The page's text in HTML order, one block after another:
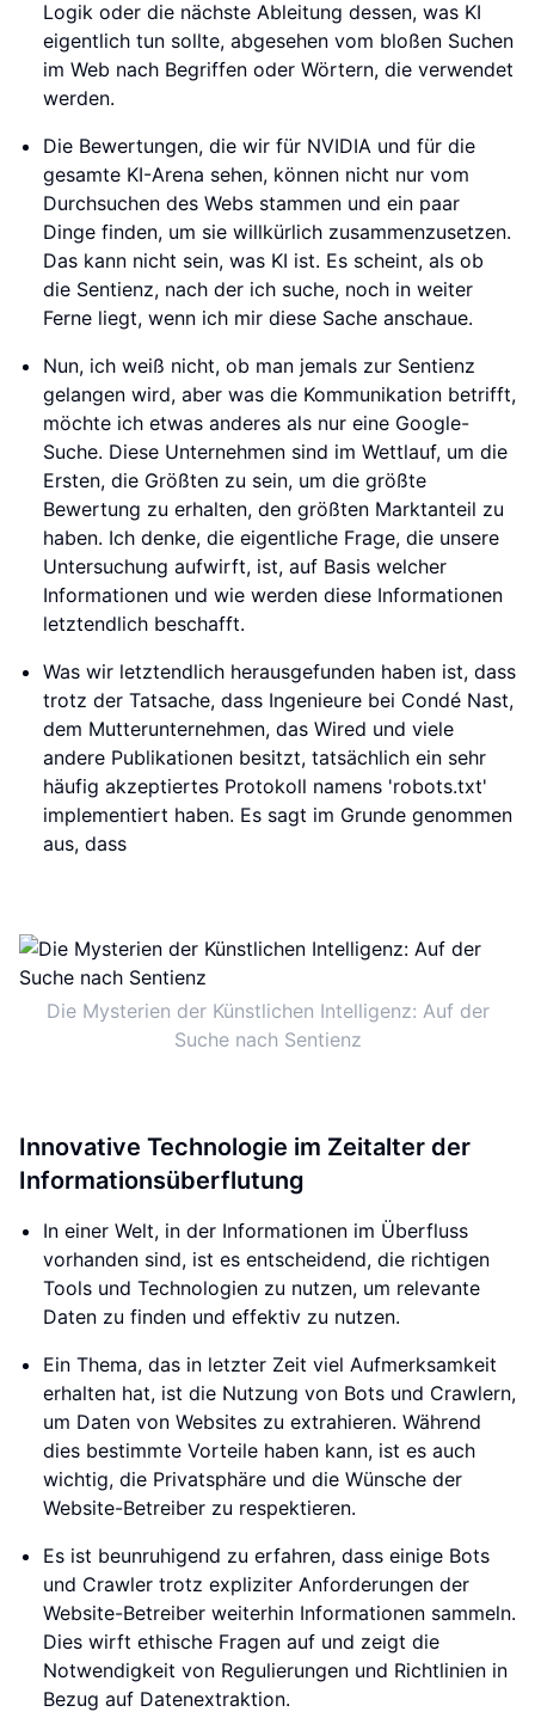
Logik oder die nächste Ableitung dessen, was KI
eigentlich tun sollte, abgesehen vom bloßen Suchen
im Web nach Begriffen oder Wörtern, die verwendet
werden.
Die Bewertungen, die wir für NVIDIA und für die
gesamte KI-Arena sehen, können nicht nur vom
Durchsuchen des Webs stammen und ein paar
Dinge finden, um sie willkürlich zusammenzusetzen.
Das kann nicht sein, was KI ist. Es scheint, als ob
die Sentienz, nach der ich suche, noch in weiter
Ferne liegt, wenn ich mir diese Sache anschaue.
Nun, ich weiß nicht, ob man jemals zur Sentienz
gelangen wird, aber was die Kommunikation betrifft,
möchte ich etwas anderes als nur eine Google-
Suche. Diese Unternehmen sind im Wettlauf, um die
Ersten, die Größten zu sein, um die größte
Bewertung zu erhalten, den größten Marktanteil zu
haben. Ich denke, die eigentliche Frage, die unsere
Untersuchung aufwirft, ist, auf Basis welcher
Informationen und wie werden diese Informationen
letztendlich beschafft.
Was wir letztendlich herausgefunden haben ist, dass
trotz der Tatsache, dass Ingenieure bei Condé Nast,
dem Mutterunternehmen, das Wired und viele
andere Publikationen besitzt, tatsächlich ein sehr
häufig akzeptiertes Protokoll namens 'robots.txt'
implementiert haben. Es sagt im Grunde genommen
aus, dass
Die Mysterien der Künstlichen Intelligenz: Auf der
Suche nach Sentienz
Innovative Technologie im Zeitalter der
Informationsüberflutung
In einer Welt, in der Informationen im Überfluss
vorhanden sind, ist es entscheidend, die richtigen
Tools und Technologien zu nutzen, um relevante
Daten zu finden und effektiv zu nutzen.
Ein Thema, das in letzter Zeit viel Aufmerksamkeit
erhalten hat, ist die Nutzung von Bots und Crawlern,
um Daten von Websites zu extrahieren. Während
dies bestimmte Vorteile haben kann, ist es auch
wichtig, die Privatsphäre und die Wünsche der
Website-Betreiber zu respektieren.
Es ist beunruhigend zu erfahren, dass einige Bots
und Crawler trotz expliziter Anforderungen der
Website-Betreiber weiterhin Informationen sammeln.
Dies wirft ethische Fragen auf und zeigt die
Notwendigkeit von Regulierungen und Richtlinien in
Bezug auf Datenextraktion.